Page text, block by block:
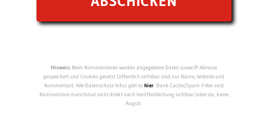
Hinweis:Beim Kommentieren werden angegebene Daten sowie IP-Adresse
gespeichert und Cookies gesetzt (öffentlich sichtbar sind nur Name, Website und
Kommentar). Alle Datenschutz-Infos gibt eshier. Dank Cache/Spam-Filter sind
Kommentare manchmal nicht direkt nach Veröffentlichung sichtbar (aber da, keine
Angst).